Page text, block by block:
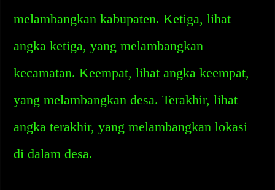
melambangkan kabupaten. Ketiga, lihat
angka ketiga, yang melambangkan
kecamatan. Keempat, lihat angka keempat,
yang melambangkan desa. Terakhir, lihat
angka terakhir, yang melambangkan lokasi
di dalam desa.